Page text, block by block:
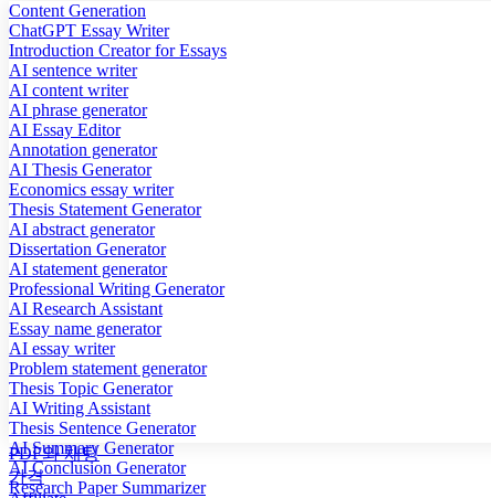
Content Generation
ChatGPT Essay Writer
Introduction Creator for Essays
AI sentence writer
AI content writer
AI phrase generator
AI Essay Editor
Annotation generator
AI Thesis Generator
Economics essay writer
Thesis Statement Generator
AI abstract generator
Dissertation Generator
AI statement generator
Professional Writing Generator
AI Research Assistant
Essay name generator
AI essay writer
Problem statement generator
Thesis Topic Generator
AI Writing Assistant
Thesis Sentence Generator
AI Summary Generator
AI Conclusion Generator
Research Paper Summarizer
PDF와 채팅
가격